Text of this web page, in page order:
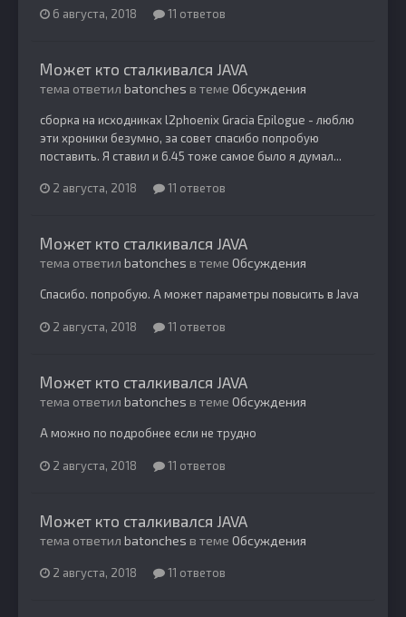
6 августа, 2018 11 ответов
Может кто сталкивался JAVA
тема ответил batonches в теме Обсуждения
сборка на исходниках l2phoenix Gracia Epilogue - люблю
эти хроники безумно, за совет спасибо попробую
поставить. Я ставил и 6.45 тоже самое было я думал...
2 августа, 2018 11 ответов
Может кто сталкивался JAVA
тема ответил batonches в теме Обсуждения
Спасибо. попробую. А может параметры повысить в Java
2 августа, 2018 11 ответов
Может кто сталкивался JAVA
тема ответил batonches в теме Обсуждения
А можно по подробнее если не трудно
2 августа, 2018 11 ответов
Может кто сталкивался JAVA
тема ответил batonches в теме Обсуждения
2 августа, 2018 11 ответов